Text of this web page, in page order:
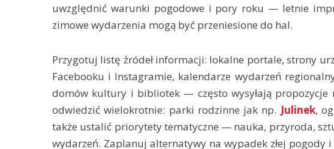
uwzględnić warunki pogodowe i pory roku — letnie
zimowe wydarzenia mogą być przeniesione do hal.
Przygotuj listę źródeł informacji: lokalne portale, strony
Facebooku i Instagramie, kalendarze wydarzeń
domów kultury i bibliotek — często wysyłają propozycje
odwiedzić wielokrotnie: parki rodzinne jak np. Julinek,
także ustalić priorytety tematyczne — nauka, przyroda,
wydarzeń. Zaplanuj alternatywy na wypadek złej